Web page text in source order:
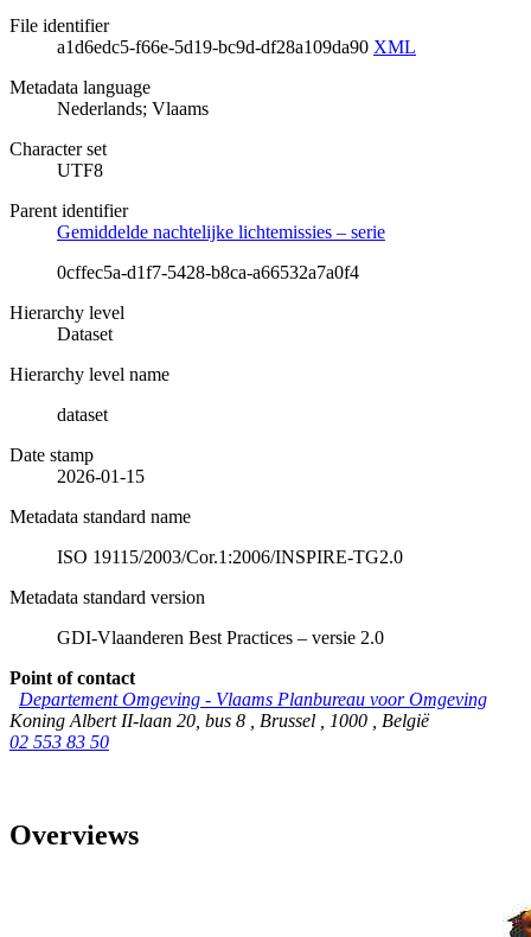
File identifier
a1d6edc5-f66e-5d19-bc9d-df28a109da90 XML
Metadata language
Nederlands; Vlaams
Character set
UTF8
Parent identifier
Gemiddelde nachtelijke lichtemissies – serie
0cffec5a-d1f7-5428-b8ca-a66532a7a0f4
Hierarchy level
Dataset
Hierarchy level name
dataset
Date stamp
2026-01-15
Metadata standard name
ISO 19115/2003/Cor.1:2006/INSPIRE-TG2.0
Metadata standard version
GDI-Vlaanderen Best Practices – versie 2.0
Point of contact
Departement Omgeving - Vlaams Planbureau voor Omgeving
Koning Albert II-laan 20, bus 8
Brussel 1000
België
02 553 83 50
Overviews